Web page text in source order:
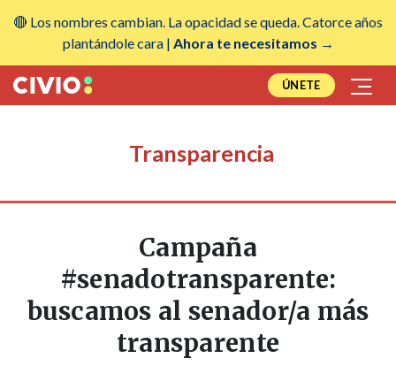
🔴 Los nombres cambian. La opacidad se queda. Catorce años
plantándole cara | Ahora te necesitamos →
ÚNETE
Transparencia
Campaña
#senadotransparente:
buscamos al senador/a más
transparente